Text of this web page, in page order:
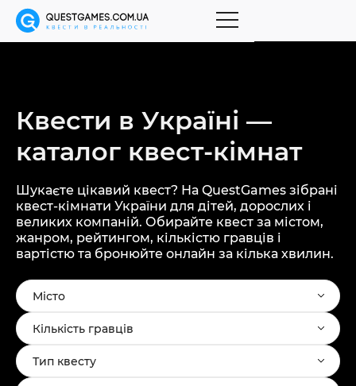
Квести в Україні —
каталог квест-кімнат
Шукаєте цікавий квест? На QuestGames зібрані
квест-кімнати України для дітей, дорослих і
великих компаній. Обирайте квест за містом,
жанром, рейтингом, кількістю гравців і
вартістю та бронюйте онлайн за кілька хвилин.
Місто
Кількість гравців
Тип квесту